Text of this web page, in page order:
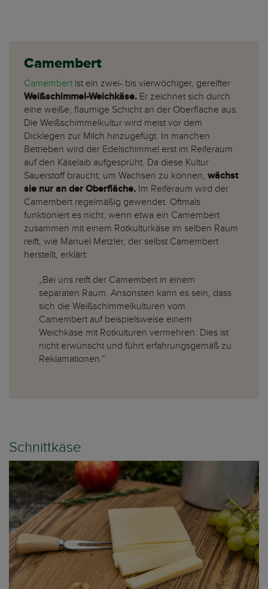
Camembert
Camembert ist ein zwei- bis vierwöchiger, gereifter
Weißschimmel-Weichkäse. Er zeichnet sich durch
eine weiße, flaumige Schicht an der Oberfläche aus.
Die Weißschimmelkultur wird meist vor dem
Dicklegen zur Milch hinzugefügt. In manchen
Betrieben wird der Edelschimmel erst im Reiferaum
auf den Käselaib aufgesprüht. Da diese Kultur
Sauerstoff braucht, um Wachsen zu können, wächst
sie nur an der Oberfläche. Im Reiferaum wird der
Camembert regelmäßig gewendet. Oftmals
funktioniert es nicht, wenn etwa ein Camembert
zusammen mit einem Rotkulturkäse im selben Raum
reift, wie Manuel Metzler, der selbst Camembert
herstellt, erklärt:
„Bei uns reift der Camembert in einem
separaten Raum. Ansonsten kann es sein, dass
sich die Weißschimmelkulturen vom
Camembert auf beispielsweise einem
Weichkäse mit Rotkulturen vermehren. Dies ist
nicht erwünscht und führt erfahrungsgemäß zu
Reklamationen.“
Schnittkäse